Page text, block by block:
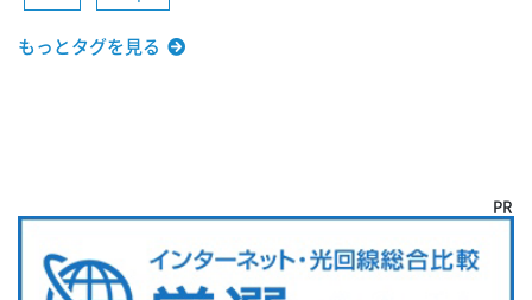
もっとタグを見る
PR